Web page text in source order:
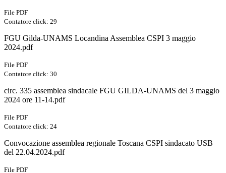
File PDF
Contatore click: 29
FGU Gilda-UNAMS Locandina Assemblea CSPI 3 maggio
2024.pdf
File PDF
Contatore click: 30
circ. 335 assemblea sindacale FGU GILDA-UNAMS del 3 maggio
2024 ore 11-14.pdf
File PDF
Contatore click: 24
Convocazione assemblea regionale Toscana CSPI sindacato USB
del 22.04.2024.pdf
File PDF